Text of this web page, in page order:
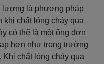
lượng là phương pháp
chất lỏng chảy qua
có thể là một ống đơn
hơn như trong trường
Khi chất lỏng chảy qua